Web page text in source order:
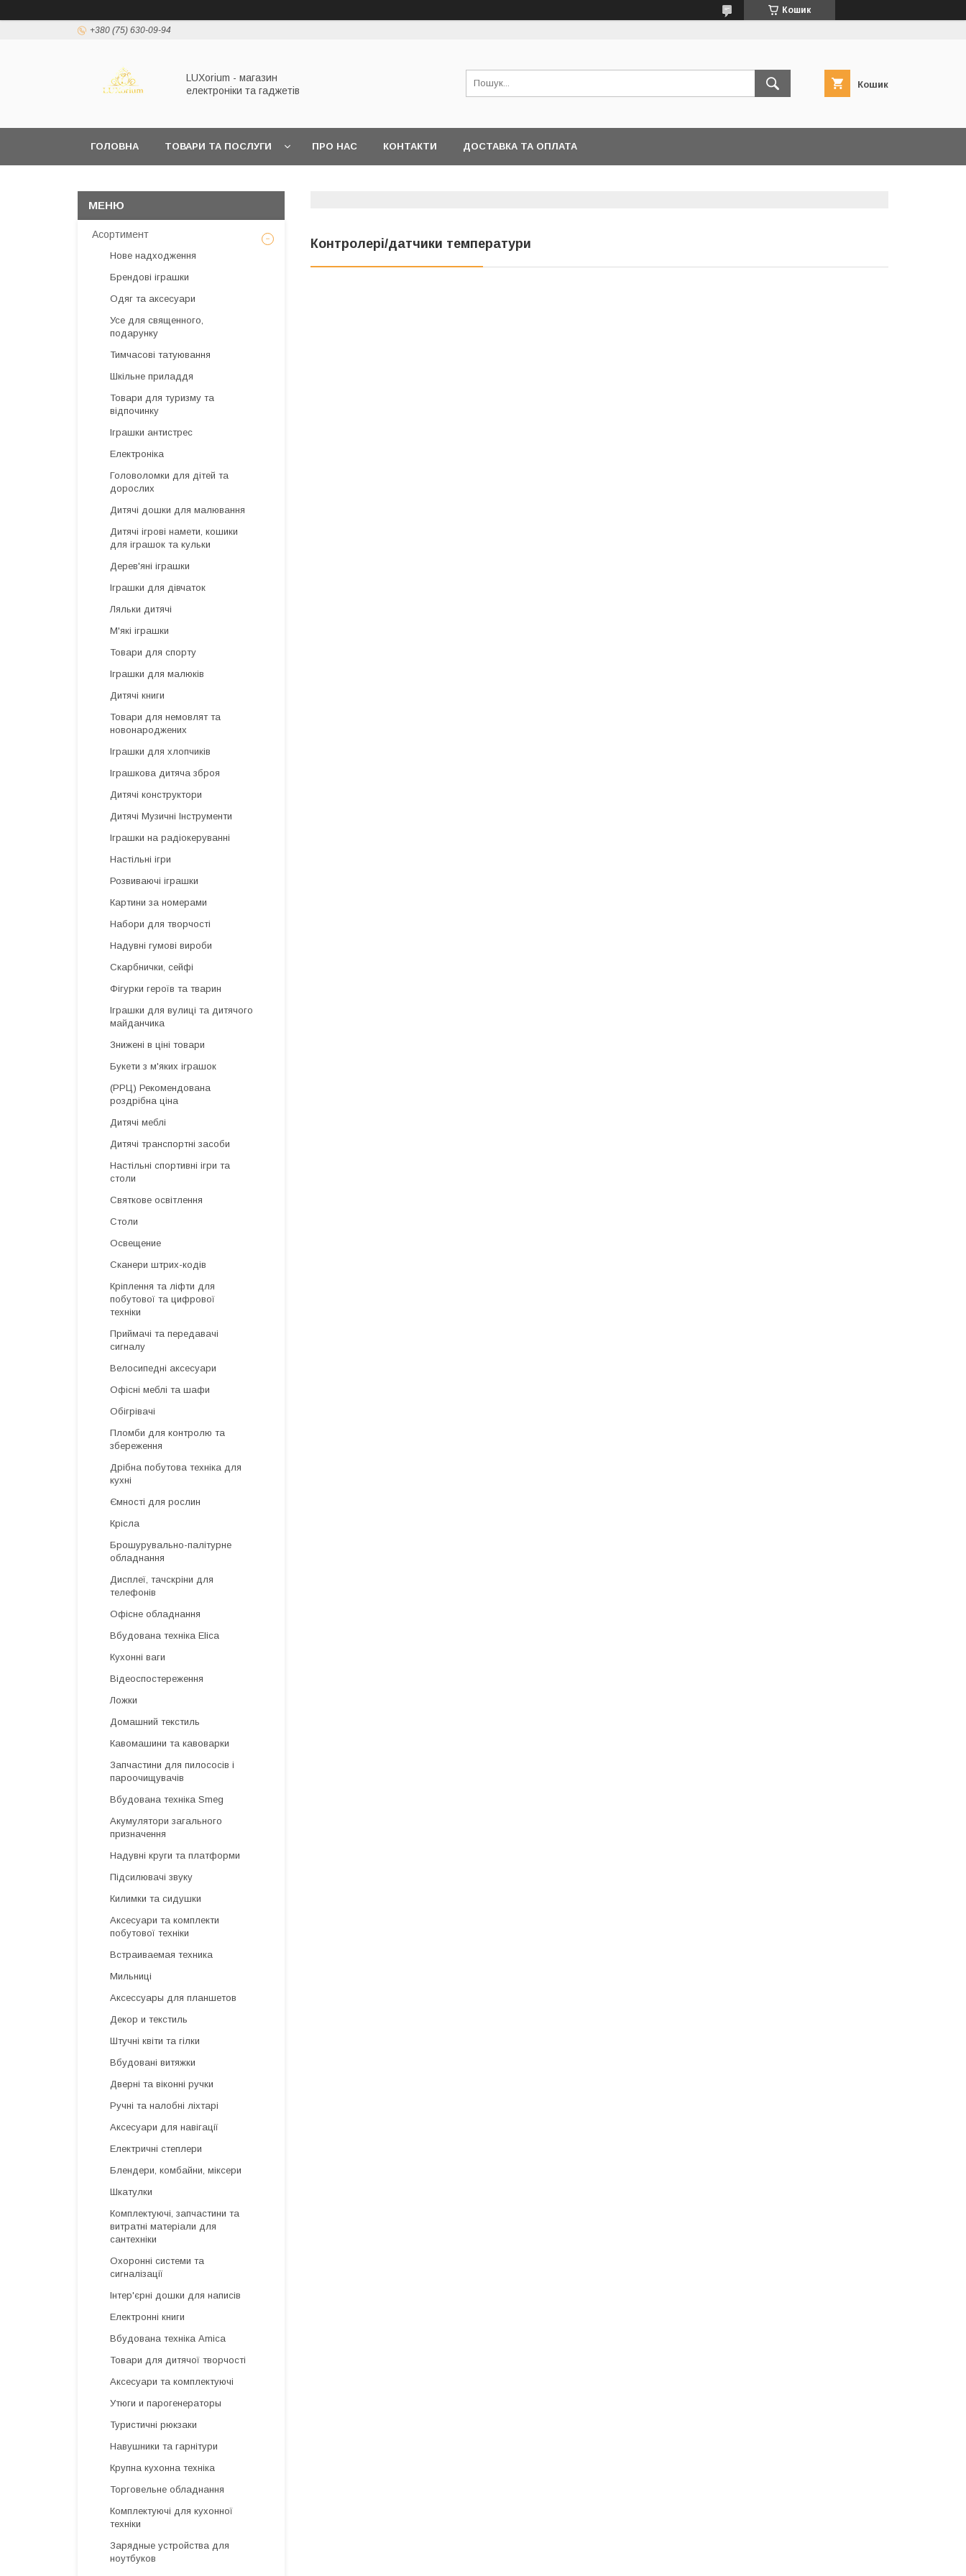
Кошик
+380 (75) 630-09-94
LUXorium - магазин
електроніки та гаджетів
Кошик
ГОЛОВНА ТОВАРИ ТА ПОСЛУГИ ПРО НАС КОНТАКТИ ДОСТАВКА ТА ОПЛАТА
Контролері/датчики температури
Асортимент
Нове надходження
Брендові іграшки
Одяг та аксесуари
Усе для священного,
подарунку
Тимчасові татуювання
Шкільне приладдя
Товари для туризму та
відпочинку
Іграшки антистрес
Електроніка
Головоломки для дітей та
дорослих
Дитячі дошки для малювання
Дитячі ігрові намети, кошики
для іграшок та кульки
Дерев'яні іграшки
Іграшки для дівчаток
Ляльки дитячі
М'які іграшки
Товари для спорту
Іграшки для малюків
Дитячі книги
Товари для немовлят та
новонароджених
Іграшки для хлопчиків
Іграшкова дитяча зброя
Дитячі конструктори
Дитячі Музичні Інструменти
Іграшки на радіокеруванні
Настільні ігри
Розвиваючі іграшки
Картини за номерами
Набори для творчості
Надувні гумові вироби
Скарбнички, сейфі
Фігурки героїв та тварин
Іграшки для вулиці та дитячого
майданчика
Знижені в ціні товари
Букети з м'яких іграшок
(РРЦ) Рекомендована
роздрібна ціна
Дитячі меблі
Дитячі транспортні засоби
Настільні спортивні ігри та
столи
Святкове освітлення
Столи
Освещение
Сканери штрих-кодів
Кріплення та ліфти для
побутової та цифрової
техніки
Приймачі та передавачі
сигналу
Велосипедні аксесуари
Офісні меблі та шафи
Обігрівачі
Пломби для контролю та
збереження
Дрібна побутова техніка для
кухні
Ємності для рослин
Крісла
Брошурувально-палітурне
обладнання
Дисплеї, тачскріни для
телефонів
Офісне обладнання
Вбудована техніка Elica
Кухонні ваги
Відеоспостереження
Ложки
Домашний текстиль
Кавомашини та кавоварки
Запчастини для пилососів і
пароочищувачів
Вбудована техніка Smeg
Акумулятори загального
призначення
Надувні круги та платформи
Підсилювачі звуку
Килимки та сидушки
Аксесуари та комплекти
побутової техніки
Встраиваемая техника
Мильниці
Аксессуары для планшетов
Декор и текстиль
Штучні квіти та гілки
Вбудовані витяжки
Дверні та віконні ручки
Ручні та налобні ліхтарі
Аксесуари для навігації
Електричні степлери
Блендери, комбайни, міксери
Шкатулки
Комплектуючі, запчастини та
витратні матеріали для
сантехніки
Охоронні системи та
сигналізації
Інтер'єрні дошки для написів
Електронні книги
Вбудована техніка Amica
Товари для дитячої творчості
Аксесуари та комплектуючі
Утюги и парогенераторы
Туристичні рюкзаки
Навушники та гарнітури
Крупна кухонна техніка
Торговельне обладнання
Комплектуючі для кухонної
техніки
Зарядные устройства для
ноутбуков